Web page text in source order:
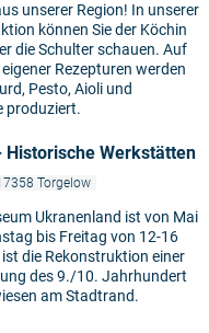
unserer Region! In unserer
können Sie der Köchin
die Schulter schauen. Auf
Rezepturen werden
Pesto, Aioli und
produziert.
Historische Werkstätten
Torgelow
Ukranenland ist von Mai
bis Freitag von 12-16
die Rekonstruktion einer
des 9./10. Jahrhundert
am Stadtrand.